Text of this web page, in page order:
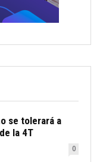
se tolerará a
la 4T
0